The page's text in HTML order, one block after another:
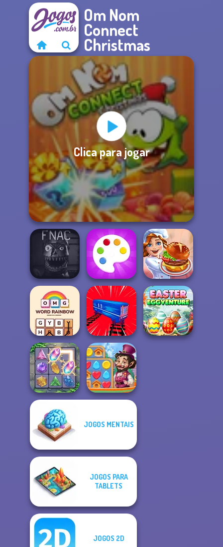
Om Nom
Connect
Christmas
Clica para jogar
Five Nights At
Christmas
Fun Colors Cooking Festival
OMG Word
Rainbow
Train Drift
Crystal Connect
Vega Mix: Fairy
JOGOS MENTAIS
JOGOS PARA
TABLETS
JOGOS 2D